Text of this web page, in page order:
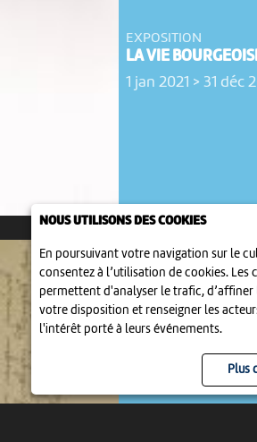
NOUS UTILISONS DES COOKIES
En poursuivant votre navigation sur le
consentez à l’utilisation de cookies. Les
permettent d'analyser le trafic, d’affiner
votre disposition et renseigner les
l'intérêt porté à leurs événements.
Plus
EXPOSITION
LA VIE
1 jan 2021 > 31 déc
LES LETTRES DE